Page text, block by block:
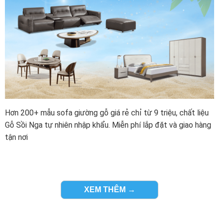
Hơn 200+ mẫu sofa giường gỗ giá rẻ chỉ từ 9 triệu, chất liệu
Gỗ Sồi Nga tự nhiên nhập khẩu. Miễn phí lắp đặt và giao hàng
tận nơi
XEM THÊM →